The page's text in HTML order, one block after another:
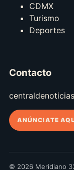
CDMX
Turismo
Deportes
Contacto
ANÚNCIATE
© 2026 Meridiano